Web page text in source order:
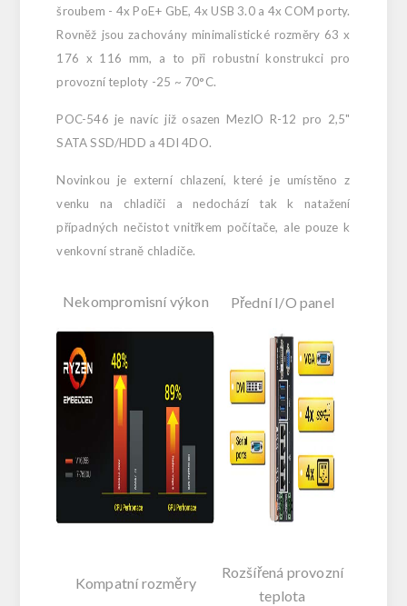
šroubem - 4x PoE+ GbE, 4x USB 3.0 a 4x COM porty.
Rovněž jsou zachovány minimalistické rozměry 63 x
176 x 116 mm, a to při robustní konstrukci pro
provozní teploty -25 ~ 70°C.
POC-546 je navíc již osazen MezIO R-12 pro 2,5"
SATA SSD/HDD a 4DI 4DO.
Novinkou je externí chlazení, které je umístěno z
venku na chladiči a nedochází tak k natažení
případných nečistot vnitřkem počítače, ale pouze k
venkovní straně chladiče.
Nekompromisní výkon Přední I/O panel
Kompatní rozměry
Rozšířená provozní
teplota